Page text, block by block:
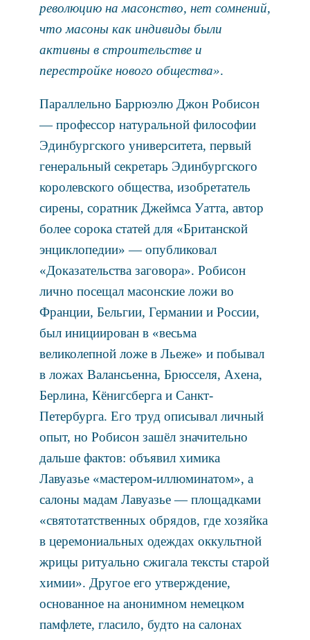
революцию на масонство, нет сомнений,
что масоны как индивиды были
активны в строительстве и
перестройке нового общества».
Параллельно Баррюэлю Джон Робисон
— профессор натуральной философии
Эдинбургского университета, первый
генеральный секретарь Эдинбургского
королевского общества, изобретатель
сирены, соратник Джеймса Уатта, автор
более сорока статей для «Британской
энциклопедии» — опубликовал
«Доказательства заговора». Робисон
лично посещал масонские ложи во
Франции, Бельгии, Германии и России,
был инициирован в «весьма
великолепной ложе в Льеже» и побывал
в ложах Валансьенна, Брюсселя, Ахена,
Берлина, Кёнигсберга и Санкт-
Петербурга. Его труд описывал личный
опыт, но Робисон зашёл значительно
дальше фактов: объявил химика
Лавуазье «мастером-иллюминатом», а
салоны мадам Лавуазье — площадками
«святотатственных обрядов, где хозяйка
в церемониальных одеждах оккультной
жрицы ритуально сжигала тексты старой
химии». Другое его утверждение,
основанное на анонимном немецком
памфлете, гласило, будто на салонах